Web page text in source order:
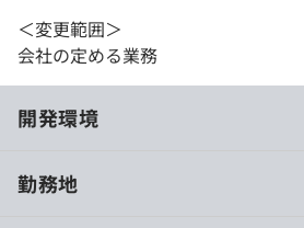
＜変更範囲＞
会社の定める業務
開発環境
勤務地